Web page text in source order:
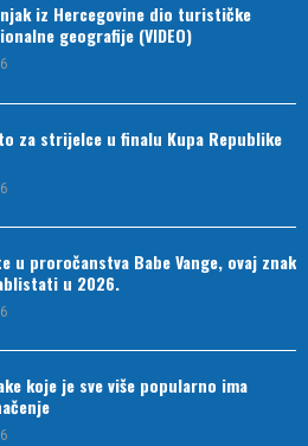
iz Hercegovine dio turističke
geografije (VIDEO)
za strijelce u finalu Kupa Republike
u proročanstva Babe Vange, ovaj znak
u 2026.
koje je sve više popularno ima